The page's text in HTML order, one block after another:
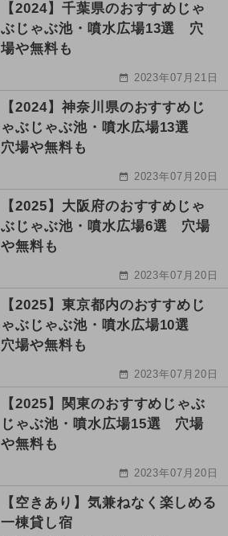
【2024】千葉県のおすすめじゃ
ぶじゃぶ池・噴水広場13選 穴
場や無料も
2023年07月21日
【2024】神奈川県のおすすめじ
ゃぶじゃぶ池・噴水広場13選
穴場や無料も
2023年07月20日
【2025】大阪府のおすすめじゃ
ぶじゃぶ池・噴水広場6選 穴場
や無料も
2023年07月20日
【2025】東京都内のおすすめじ
ゃぶじゃぶ池・噴水広場10選
穴場や無料も
2023年07月20日
【2025】関東のおすすめじゃぶ
じゃぶ池・噴水広場15選 穴場
や無料も
2023年07月20日
【空きあり】気兼ねなく楽しめる
一棟貸し宿